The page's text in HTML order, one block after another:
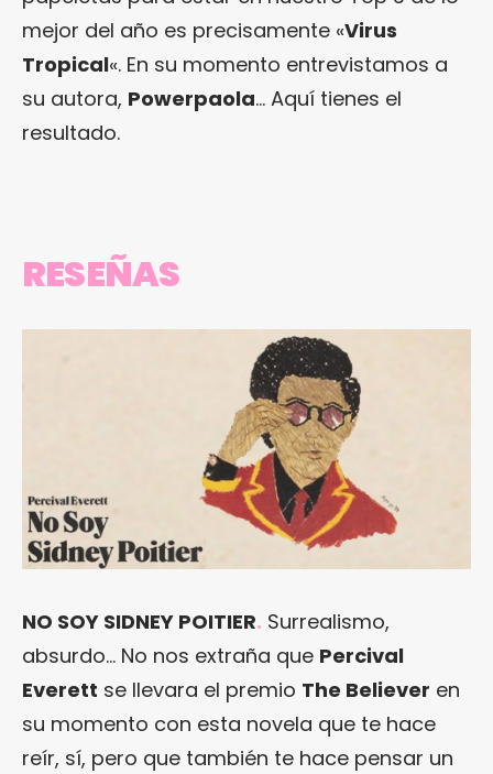
mejor del año es precisamente «Virus
Tropical«. En su momento entrevistamos a
su autora, Powerpaola… Aquí tienes el
resultado.
RESEÑAS
NO SOY SIDNEY POITIER. Surrealismo,
absurdo… No nos extraña que Percival
Everett se llevara el premio The Believer en
su momento con esta novela que te hace
reír, sí, pero que también te hace pensar un